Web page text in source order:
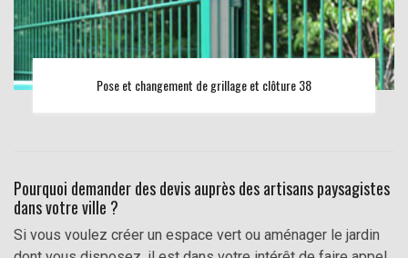
Pose et changement de grillage et clôture 38
Pourquoi demander des devis auprès des artisans paysagistes
dans votre ville ?
Si vous voulez créer un espace vert ou aménager le jardin